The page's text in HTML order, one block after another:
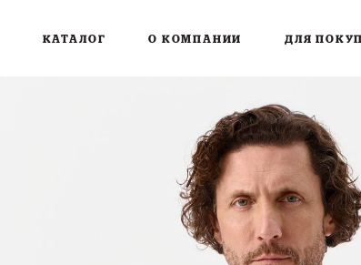
КАТАЛОГ О КОМПАНИИ
ОФФЛАЙН МАГАЗИН
КОНТАКТЫ
ДЛЯ
ОБМЕН И
ДОЛЯМИ